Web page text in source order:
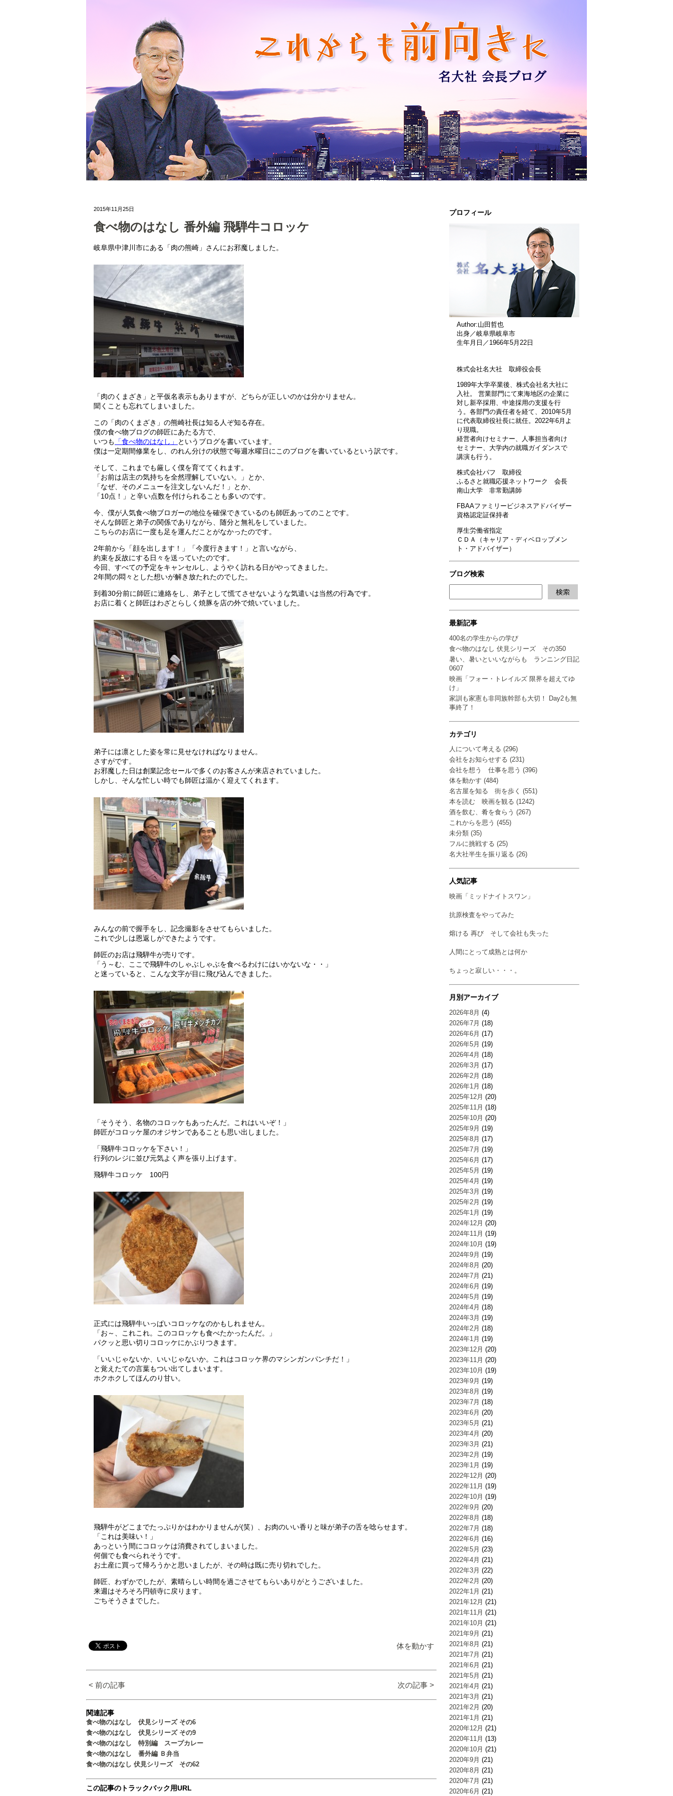
プロフィール
Author:山田哲也
出身／岐阜県岐阜市
生年月日／1966年5月22日
株式会社名大社 取締役会長
1989年大学卒業後、株式会社名大社に
入社。 営業部門にて東海地区の企業に
対し新卒採用、中途採用の支援を行
う。各部門の責任者を経て、2010年5月
に代表取締役社長に就任。2022年6月よ
り現職。
経営者向けセミナー、人事担当者向け
セミナー、大学内の就職ガイダンスで
講演も行う。
株式会社パフ 取締役
ふるさと就職応援ネットワーク 会長
南山大学 非常勤講師
FBAAファミリービジネスアドバイザー
資格認定証保持者
厚生労働省指定
ＣＤＡ（キャリア・ディベロップメン
ト・アドバイザー）
ブログ検索
最新記事
400名の学生からの学び
食べ物のはなし 伏見シリーズ その350
暑い、暑いといいながらも ランニング日記
0607
映画「フォー・トレイルズ 限界を超えてゆ
け」
家訓も家憲も非同族幹部も大切！ Day2も無
事終了！
カテゴリ
人について考える (296)
会社をお知らせする (231)
会社を想う 仕事を思う (396)
体を動かす (484)
名古屋を知る 街を歩く (551)
本を読む 映画を観る (1242)
酒を飲む、肴を食らう (267)
これからを思う (455)
未分類 (35)
フルに挑戦する (25)
名大社半生を振り返る (26)
人気記事
映画「ミッドナイトスワン」
抗原検査をやってみた
熔ける 再び そして会社も失った
人間にとって成熟とは何か
ちょっと寂しい・・・。
月別アーカイブ
2026年8月 (4)
2026年7月 (18)
2026年6月 (17)
2026年5月 (19)
2026年4月 (18)
2026年3月 (17)
2026年2月 (18)
2026年1月 (18)
2025年12月 (20)
2025年11月 (18)
2025年10月 (20)
2025年9月 (19)
2025年8月 (17)
2025年7月 (19)
2025年6月 (17)
2025年5月 (19)
2025年4月 (19)
2025年3月 (19)
2025年2月 (19)
2025年1月 (19)
2024年12月 (20)
2024年11月 (19)
2024年10月 (19)
2024年9月 (19)
2024年8月 (20)
2024年7月 (21)
2024年6月 (19)
2024年5月 (19)
2024年4月 (18)
2024年3月 (19)
2024年2月 (18)
2024年1月 (19)
2023年12月 (20)
2023年11月 (20)
2023年10月 (19)
2023年9月 (19)
2023年8月 (19)
2023年7月 (18)
2023年6月 (20)
2023年5月 (21)
2023年4月 (20)
2023年3月 (21)
2023年2月 (19)
2023年1月 (19)
2022年12月 (20)
2022年11月 (19)
2022年10月 (19)
2022年9月 (20)
2022年8月 (18)
2022年7月 (18)
2022年6月 (16)
2022年5月 (23)
2022年4月 (21)
2022年3月 (22)
2022年2月 (20)
2022年1月 (21)
2021年12月 (21)
2021年11月 (21)
2021年10月 (21)
2021年9月 (21)
2021年8月 (21)
2021年7月 (21)
2021年6月 (21)
2021年5月 (21)
2021年4月 (21)
2021年3月 (21)
2021年2月 (20)
2021年1月 (21)
2020年12月 (21)
2020年11月 (13)
2020年10月 (21)
2020年9月 (21)
2020年8月 (21)
2020年7月 (21)
2020年6月 (21)
2015年11月25日
食べ物のはなし 番外編 飛騨牛コロッケ
岐阜県中津川市にある「肉の熊崎」さんにお邪魔しました。
「肉のくまざき」と平仮名表示もありますが、どちらが正しいのかは分かりません。
聞くことも忘れてしまいました。
この「肉のくまざき」の熊崎社長は知る人ぞ知る存在。
僕の食べ物ブログの師匠にあたる方で、
いつも
「食べ物のはなし」
というブログを書いています。
僕は一定期間修業をし、のれん分けの状態で毎週水曜日にこのブログを書いているという訳です。
そして、これまでも厳しく僕を育ててくれます。
「お前は店主の気持ちを全然理解していない。」とか、
「なぜ、そのメニューを注文しないんだ！」とか、
「10点！」と辛い点数を付けられることも多いのです。
今、僕が人気食べ物ブロガーの地位を確保できているのも師匠あってのことです。
そんな師匠と弟子の関係でありながら、随分と無礼をしていました。
こちらのお店に一度も足を運んだことがなかったのです。
2年前から「顔を出します！」「今度行きます！」と言いながら、
約束を反故にする日々を送っていたのです。
今回、すべての予定をキャンセルし、ようやく訪れる日がやってきました。
2年間の悶々とした想いが解き放たれたのでした。
到着30分前に師匠に連絡をし、弟子として慌てさせないような気遣いは当然の行為です。
お店に着くと師匠はわざとらしく焼豚を店の外で焼いていました。
弟子には凛とした姿を常に見せなければなりません。
さすがです。
お邪魔した日は創業記念セールで多くのお客さんが来店されていました。
しかし、そんな忙しい時でも師匠は温かく迎えてくれます。
みんなの前で握手をし、記念撮影をさせてもらいました。
これで少しは恩返しができたようです。
師匠のお店は飛騨牛が売りです。
「う～む、ここで飛騨牛のしゃぶしゃぶを食べるわけにはいかないな・・」
と迷っていると、こんな文字が目に飛び込んできました。
「そうそう、名物のコロッケもあったんだ。これはいいぞ！」
師匠がコロッケ屋のオジサンであることも思い出しました。
「飛騨牛コロッケを下さい！」
行列のレジに並び元気よく声を張り上げます。
飛騨牛コロッケ 100円
正式には飛騨牛いっぱいコロッケなのかもしれません。
「お～、これこれ。このコロッケも食べたかったんだ。」
パクッと思い切りコロッケにかぶりつきます。
「いいじゃないか、いいじゃないか。これはコロッケ界のマシンガンパンチだ！」
と覚えたての言葉もつい出てしまいます。
ホクホクしてほんのり甘い。
飛騨牛がどこまでたっぷりかはわかりませんが(笑）、お肉のいい香りと味が弟子の舌を唸らせます。
「これは美味い！」
あっという間にコロッケは消費されてしまいました。
何個でも食べられそうです。
お土産に買って帰ろうかと思いましたが、その時は既に売り切れでした。
師匠、わずかでしたが、素晴らしい時間を過ごさせてもらいありがとうございました。
来週はそろそろ円頓寺に戻ります。
ごちそうさまでした。
体を動かす
< 前の記事 次の記事 >
関連記事
食べ物のはなし 伏見シリーズ その6
食べ物のはなし 伏見シリーズ その9
食べ物のはなし 特別編 スープカレー
食べ物のはなし 番外編 Ｂ弁当
食べ物のはなし 伏見シリーズ その62
この記事のトラックバック用URL